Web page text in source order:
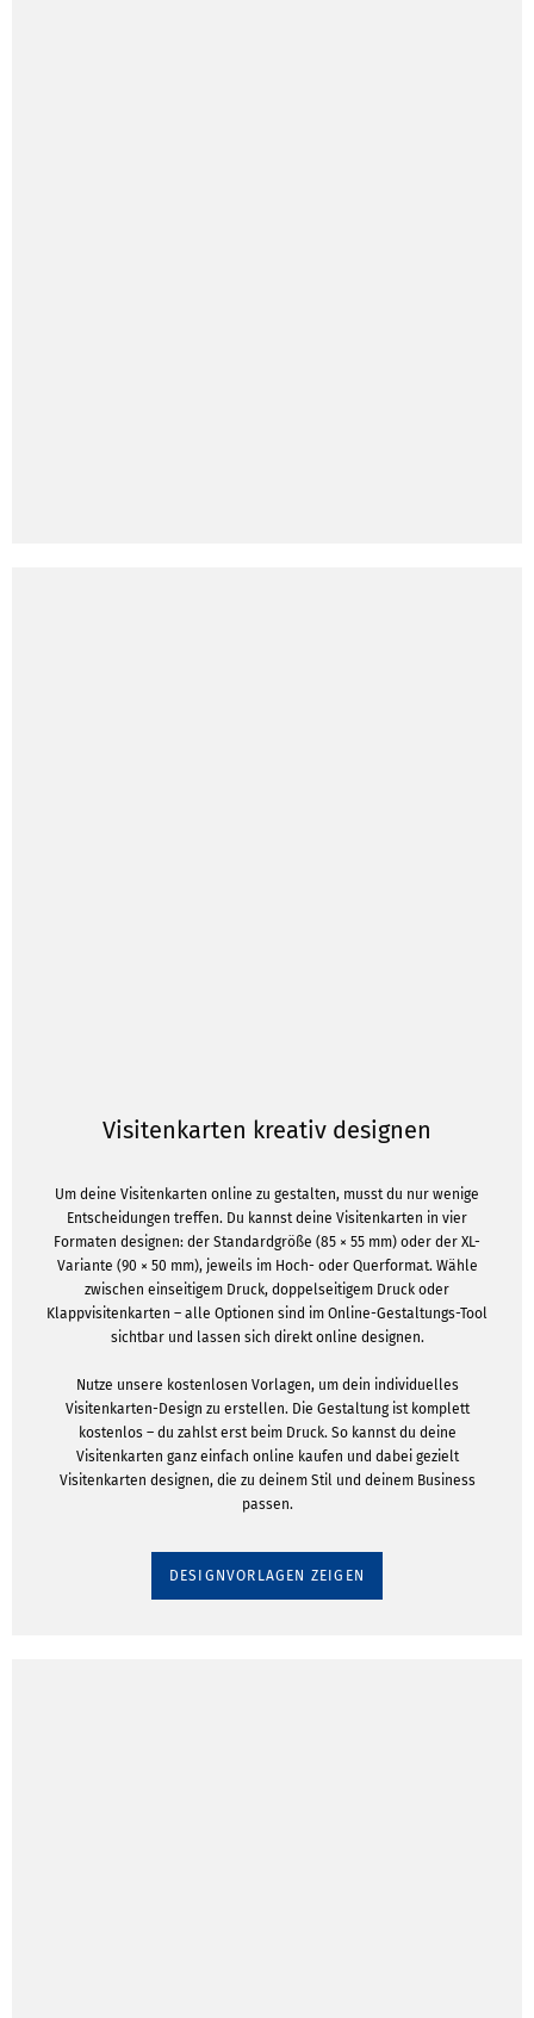
Visitenkarten kreativ designen
Um deine Visitenkarten online zu gestalten, musst du nur wenige
Entscheidungen treffen. Du kannst deine Visitenkarten in vier
Formaten designen: der Standardgröße (85 × 55 mm) oder der XL-
Variante (90 × 50 mm), jeweils im Hoch- oder Querformat. Wähle
zwischen einseitigem Druck, doppelseitigem Druck oder
Klappvisitenkarten – alle Optionen sind im Online-Gestaltungs-Tool
sichtbar und lassen sich direkt online designen.
Nutze unsere kostenlosen Vorlagen, um dein individuelles
Visitenkarten-Design zu erstellen. Die Gestaltung ist komplett
kostenlos – du zahlst erst beim Druck. So kannst du deine
Visitenkarten ganz einfach online kaufen und dabei gezielt
Visitenkarten designen, die zu deinem Stil und deinem Business
passen.
DESIGNVORLAGEN ZEIGEN